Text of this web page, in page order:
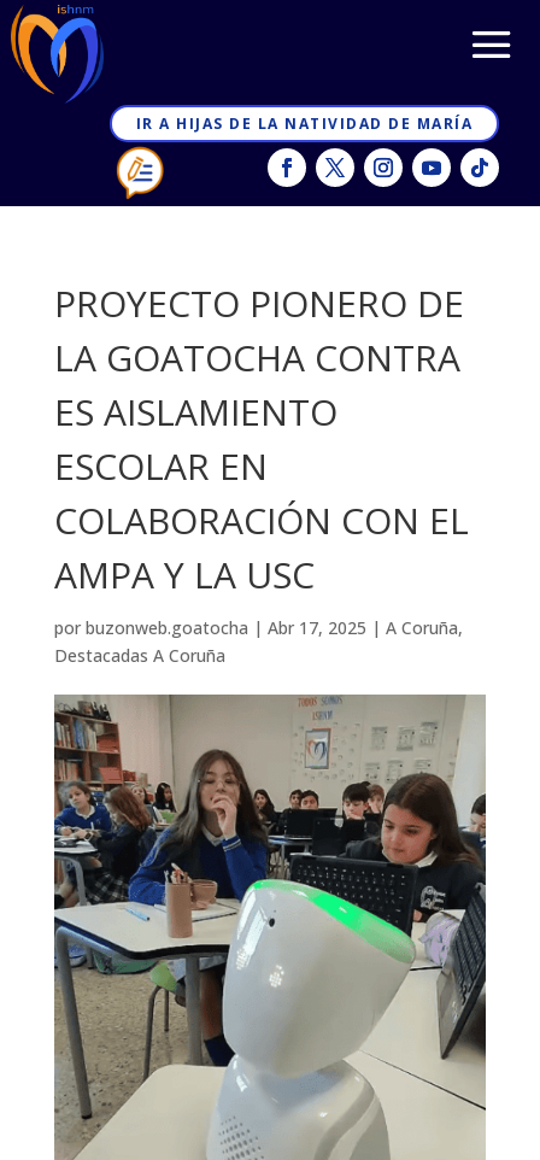
IR A HIJAS DE LA NATIVIDAD DE MARÍA
PROYECTO PIONERO DE
LA GOATOCHA CONTRA
ES AISLAMIENTO
ESCOLAR EN
COLABORACIÓN CON EL
AMPA Y LA USC
por buzonweb.goatocha | Abr 17, 2025 | A Coruña,
Destacadas A Coruña